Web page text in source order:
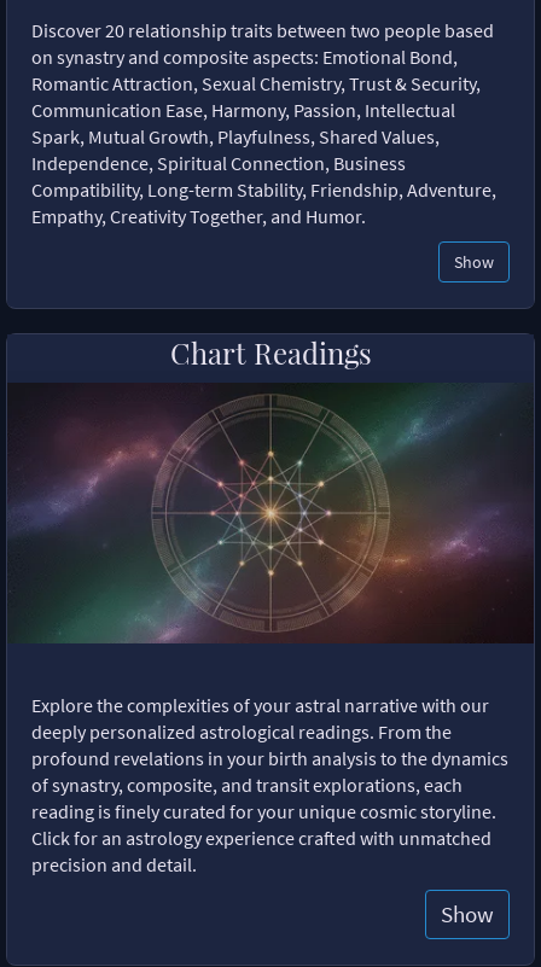
Discover 20 relationship traits between two people based
on synastry and composite aspects: Emotional Bond,
Romantic Attraction, Sexual Chemistry, Trust & Security,
Communication Ease, Harmony, Passion, Intellectual
Spark, Mutual Growth, Playfulness, Shared Values,
Independence, Spiritual Connection, Business
Compatibility, Long-term Stability, Friendship, Adventure,
Empathy, Creativity Together, and Humor.
Show
Chart Readings
Explore the complexities of your astral narrative with our
deeply personalized astrological readings. From the
profound revelations in your birth analysis to the dynamics
of synastry, composite, and transit explorations, each
reading is finely curated for your unique cosmic storyline.
Click for an astrology experience crafted with unmatched
precision and detail.
Show